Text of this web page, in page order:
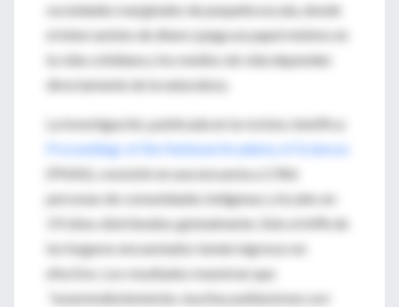
sociedades marginales de pequeña escala, donde
el intercambio de dinero juega un papel mínimo en
la vida cotidiana y los medios de vida dependen
directamente de la naturaleza.
La investigación, publicada en la revista científica
Proceedings of the National Academy of Sciences
(PNAS), consistió en una encuesta a 2.966
personas de comunidades indígenas y locales en
19 sitios distribuidos globalmente. Sólo el 64% de
los hogares encuestados tenían ingresos en
efectivo. Los resultados muestran que
"sorprendentemente, muchas poblaciones con